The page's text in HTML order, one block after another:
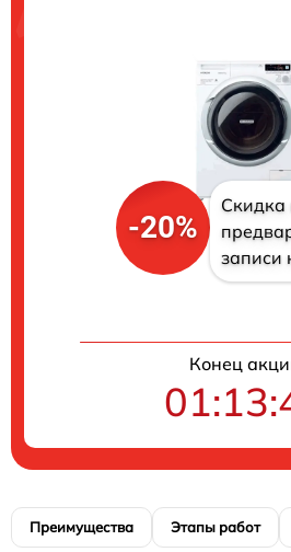
-20%
Скидка
записи
Конец
Преимущества Этапы работ